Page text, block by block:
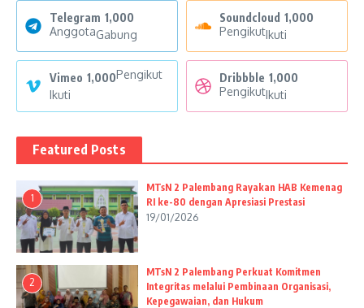
Telegram 1,000
AnggotaGabung
Soundcloud 1,000
PengikutIkuti
Vimeo 1,000Pengikut
Ikuti
Dribbble 1,000
PengikutIkuti
Featured Posts
1
MTsN 2 Palembang Rayakan HAB Kemenag
RI ke-80 dengan Apresiasi Prestasi
19/01/2026
2
MTsN 2 Palembang Perkuat Komitmen
Integritas melalui Pembinaan Organisasi,
Kepegawaian, dan Hukum